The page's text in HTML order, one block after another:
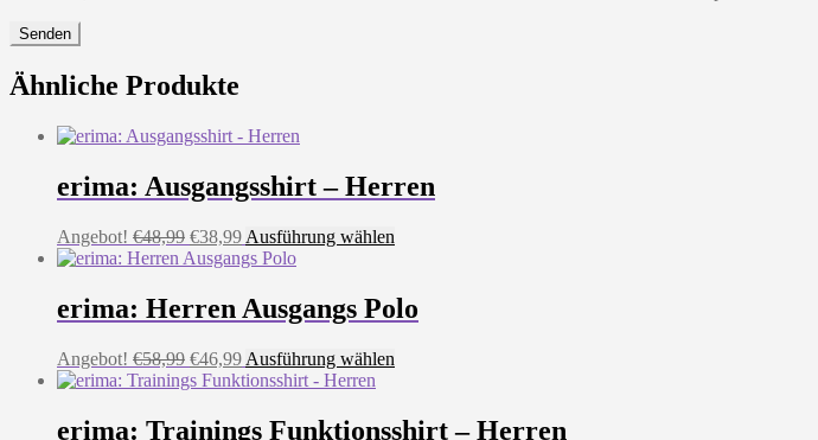
Ähnliche Produkte
erima: Ausgangsshirt – Herren
Angebot! €48,99 Ursprünglicher
Preis
€38,99Aktueller
Preis
€38,99.
Ausführung wählen
mehrere
Varianten
Die
auf
erima: Herren Ausgangs Polo
Angebot! €58,99 Ursprünglicher
Preis
€58,99
€46,99Aktueller
Preis
€46,99.
Ausführung wählen
mehrere
erima: Trainings Funktionsshirt – Herren